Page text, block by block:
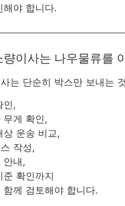
해야 합니다.
량이사는 나우물류를
는 단순히 박스만 보내는
인,
무게 확인,
상 운송 비교,
작성,
안내,
준 확인까지
함께 검토해야 합니다.